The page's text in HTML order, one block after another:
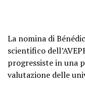
La nomina di
scientifico
progressiste in una
valutazione delle